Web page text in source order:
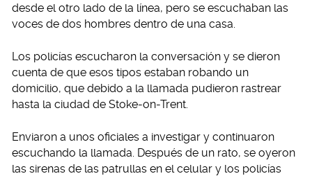
desde el otro lado de la línea, pero se escuchaban las
voces de dos hombres dentro de una casa.
Los policías escucharon la conversación y se dieron
cuenta de que esos tipos estaban robando un
domicilio, que debido a la llamada pudieron rastrear
hasta la ciudad de Stoke-on-Trent.
Enviaron a unos oficiales a investigar y continuaron
escuchando la llamada. Después de un rato, se oyeron
las sirenas de las patrullas en el celular y los policías